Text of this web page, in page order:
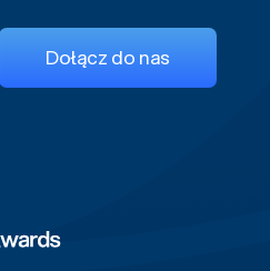
Dołącz do nas